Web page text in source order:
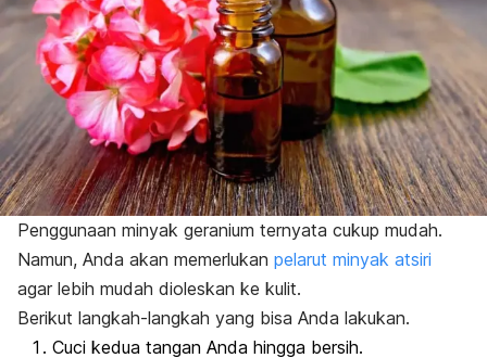
Penggunaan minyak geranium ternyata cukup mudah.
Namun, Anda akan memerlukan pelarut minyak atsiri
agar lebih mudah dioleskan ke kulit.
Berikut langkah-langkah yang bisa Anda lakukan.
Cuci kedua tangan Anda hingga bersih.